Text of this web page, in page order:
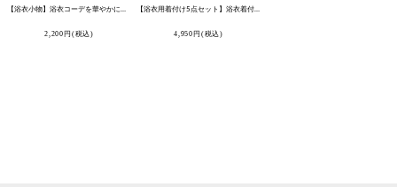
【浴衣小物】浴衣コーデを華やかにする帯飾り単品 飾り帯 紐 [OF03] [HIMO-900-yn
2,200 円 (税込)
【浴衣用着付け5点セット】浴衣着付けセット [YMT]
4,950 円 (税込)